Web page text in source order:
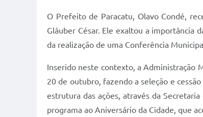
O Prefeito de Paracatu, Olavo Condé,
Gláuber César. Ele exaltou a importância
da realização de uma Conferência
Inserido neste contexto, a Administração
20 de outubro, fazendo a seleção e
estrutura das ações, através da
programa ao Aniversário da Cidade, que